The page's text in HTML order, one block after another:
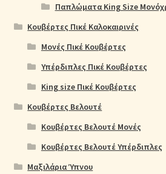
Παπλώματα King Size
Κουβέρτες Πικέ Καλοκαιρινές
Μονές Πικέ Κουβέρτες
Υπέρδιπλες Πικέ Κουβέρτες
King size Πικέ Κουβέρτες
Κουβέρτες Βελουτέ
Κουβέρτες Βελουτέ Μονές
Κουβέρτες Βελουτέ Υπέρδιπλες
Μαξιλάρια Ύπνου